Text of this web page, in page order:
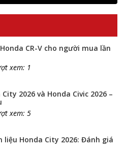
CR-V cho người mua lần
xem: 1
2026 và Honda Civic 2026 –
xem: 5
liệu Honda City 2026: Đánh giá